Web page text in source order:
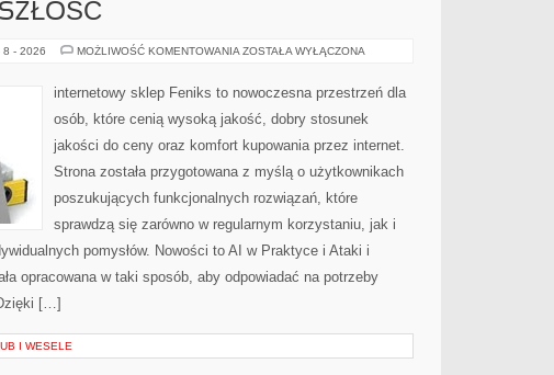
8 - 2026 MOŻLIWOŚĆ KOMENTOWANIA TRENDY
ZOSTAŁA WYŁĄCZONA
internetowy sklep Feniks to nowoczesna przestrzeń dla
osób, które cenią wysoką jakość, dobry stosunek
jakości do ceny oraz komfort kupowania przez internet.
Strona została przygotowana z myślą o użytkownikach
poszukujących funkcjonalnych rozwiązań, które
sprawdzą się zarówno w regularnym korzystaniu, jak i
pomysłów. Nowości to AI w Praktyce i Ataki i
opracowana w taki sposób, aby odpowiadać na potrzeby
[…]
I WESELE